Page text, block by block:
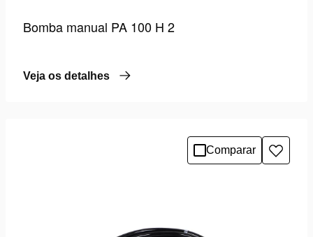
Bomba manual PA 100 H 2
Veja os detalhes
Comparar
à